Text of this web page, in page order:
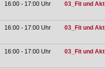
16:00 - 17:00 Uhr 03_Fit und
16:00 - 17:00 Uhr 03_Fit und
16:00 - 17:00 Uhr 03_Fit und